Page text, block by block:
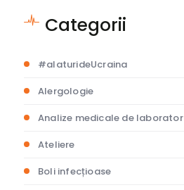
Categorii
#alaturideUcraina
Alergologie
Analize medicale de laborator
Ateliere
Boli infecțioase